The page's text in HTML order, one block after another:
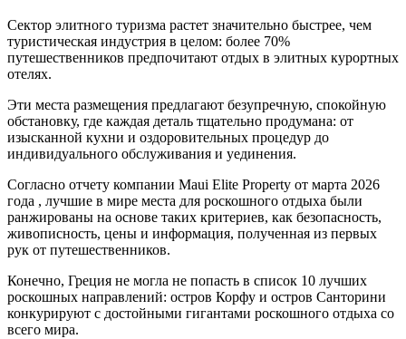
Сектор элитного туризма растет значительно быстрее, чем
туристическая индустрия в целом: более 70%
путешественников предпочитают отдых в элитных курортных
отелях.
Эти места размещения предлагают безупречную, спокойную
обстановку, где каждая деталь тщательно продумана: от
изысканной кухни и оздоровительных процедур до
индивидуального обслуживания и уединения.
Согласно отчету компании Maui Elite Property от марта 2026
года , лучшие в мире места для роскошного отдыха были
ранжированы на основе таких критериев, как безопасность,
живописность, цены и информация, полученная из первых
рук от путешественников.
Конечно, Греция не могла не попасть в список 10 лучших
роскошных направлений: остров Корфу и остров Санторини
конкурируют с достойными гигантами роскошного отдыха со
всего мира.